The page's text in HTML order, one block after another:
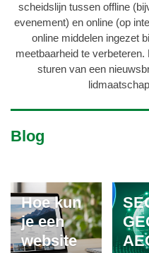
scheidslijn tussen offline
evenement) en online (op
online middelen ingezet
meetbaarheid te
sturen van een
Blog
Hoe kun
je een
website